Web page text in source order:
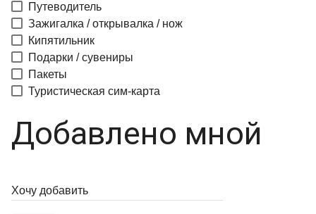
Путеводитель
Зажигалка / открывалка / нож
Кипятильник
Подарки / сувениры
Пакеты
Туристическая сим-карта
Добавлено мной